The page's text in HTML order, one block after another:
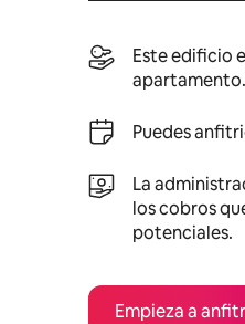
Este edificio
apartamento.
Puedes
La
los cobros
potenciales.
Empieza a